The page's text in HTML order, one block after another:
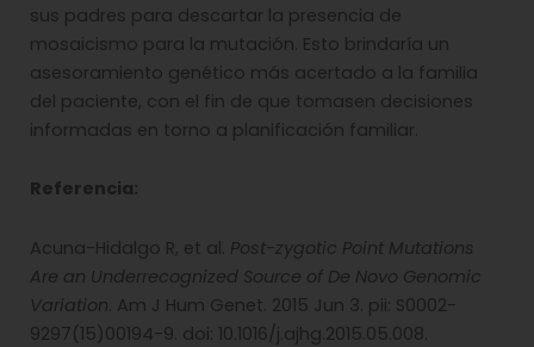
sus padres para descartar la presencia de
mosaicismo para la mutación. Esto brindaría un
asesoramiento genético más acertado a la familia
del paciente, con el fin de que tomasen decisiones
informadas en torno a planificación familiar.
Referencia:
Acuna-Hidalgo R, et al. Post-zygotic Point Mutations
Are an Underrecognized Source of De Novo Genomic
Variation. Am J Hum Genet. 2015 Jun 3. pii: S0002-
9297(15)00194-9. doi: 10.1016/j.ajhg.2015.05.008.